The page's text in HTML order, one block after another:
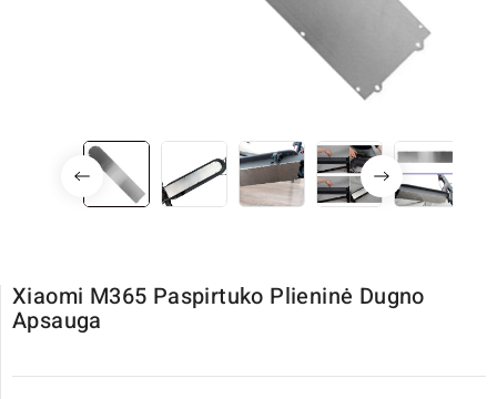
Xiaomi M365 Paspirtuko Plieninė Dugno
Apsauga